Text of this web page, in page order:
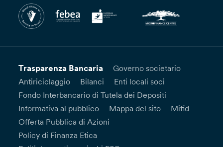
Trasparenza Bancaria
Governo societario
Antiriciclaggio
Bilanci
Enti locali soci
Fondo Interbancario di Tutela dei Depositi
Informativa al pubblico
Mappa del sito
Mifid
Offerta Pubblica di Azioni
Policy di Finanza Etica